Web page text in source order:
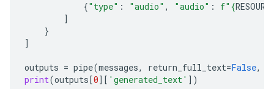
{"type" : "audio" , "audio" : f" {
]
}
]
outputs = pipe(messages, return_full_text=False,
print(outputs[0][ 'generated_text' ])